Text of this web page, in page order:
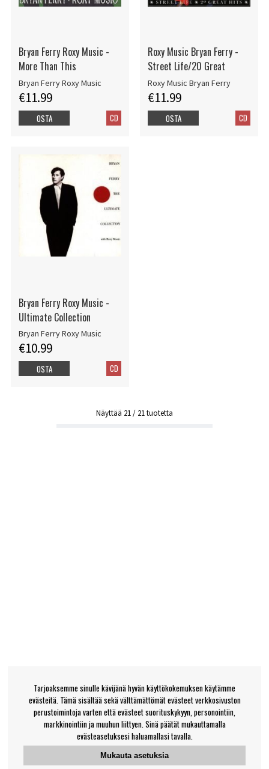
Bryan Ferry Roxy Music -
More Than This
Bryan Ferry Roxy Music
€11.99
CD
OSTA
Roxy Music Bryan Ferry -
Street Life/20 Great
Roxy Music Bryan Ferry
€11.99
CD
OSTA
Bryan Ferry Roxy Music -
Ultimate Collection
Bryan Ferry Roxy Music
€10.99
CD
OSTA
Näyttää 21/ 21tuotetta
Tarjoaksemme sinulle kävijänä hyvän käyttökokemuksen käytämme
evästeitä. Tämä sisältää sekä välttämättömät evästeet verkkosivuston
perustoimintoja varten että evästeet suorituskykyyn, personointiin,
markkinointiin ja muuhun liittyen. Sinä päätät mukauttamalla
evästeasetuksesi haluamallasi tavalla.
Mukauta asetuksia